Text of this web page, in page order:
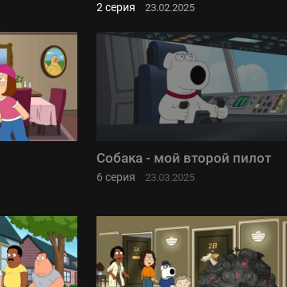
2 серия 23.02.2025
Собака - мой второй пилот
6 серия 23.03.2025